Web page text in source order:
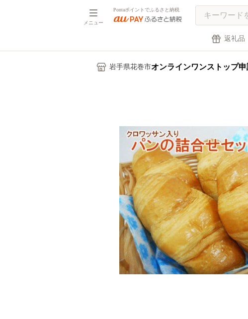
メニュー
Pontaポイントでふるさと納税
返礼品
岩手県花巻市オンラインワンストップ申